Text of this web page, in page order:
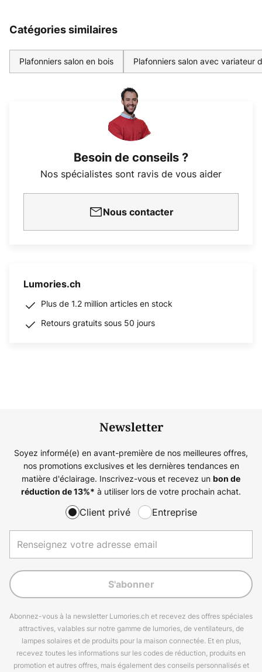
Catégories similaires
Plafonniers salon en bois Plafonniers salon avec variateur
Besoin de conseils ?
Nos spécialistes sont ravis de vous aider
Nous contacter
Lumories.ch
Plus de 1.2 million articles en stock
Retours gratuits sous 50 jours
Newsletter
Soyez informé(e) en avant-première de nos meilleures offres,
nos promotions exclusives et les dernières tendances en
matière d'éclairage. Inscrivez-vous et recevez un bon de
réduction de13%* à utiliser lors de votre prochain achat.
Client privé Entreprise
S'abonner
Abonnez-vous à la newsletter Lumories.ch et recevez des offres spéciales
attractives, valables sur notre gamme de lumories, de ventilateurs, de
lampes solaires et de produits pour la maison connectée. Et en plus,
recevez toutes les informations sur les codes de réduction, produits en
promotion et autres offres, mais également des conseils personnalisés et